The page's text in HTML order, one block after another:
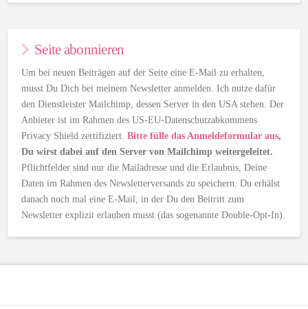
Seite abonnieren
Um bei neuen Beiträgen auf der Seite eine E-Mail zu erhalten,
musst Du Dich bei meinem Newsletter anmelden. Ich nutze dafür
den Dienstleister Mailchimp, dessen Server in den USA stehen. Der
Anbieter ist im Rahmen des US-EU-Datenschutzabkommens
Privacy Shield zertifiziert.Bitte fülle das Anmeldeformular aus,
Du wirst dabei auf den Server von Mailchimp weitergeleitet.
Pflichtfelder sind nur die Mailadresse und die Erlaubnis, Deine
Daten im Rahmen des Newsletterversands zu speichern. Du erhälst
danach noch mal eine E-Mail, in der Du den Beitritt zum
Newsletter explizit erlauben musst (das sogenannte Double-Opt-In).